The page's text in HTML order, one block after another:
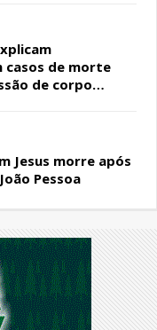
casos de morte
de corpo
Jesus morre após
Pessoa